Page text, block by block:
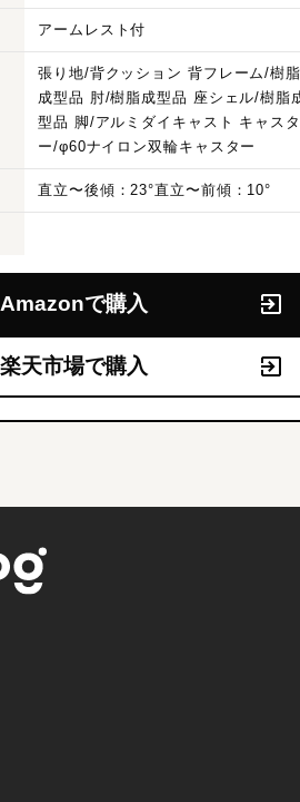
アームレスト付
張り地/背クッション 背フレーム/樹
成型品 肘/樹脂成型品 座シェル/樹脂
型品 脚/アルミダイキャスト キャス
ー/φ60ナイロン双輪キャスター
直立〜後傾：23°直立〜前傾：10°
Amazonで購入
楽天市場で購入